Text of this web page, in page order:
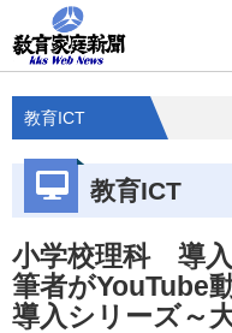
教育ICT
教育ICT
小学校理科 導
筆者がYouTube
導入シリーズ～